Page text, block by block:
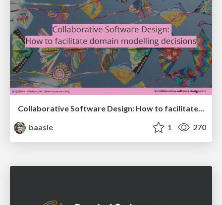
Collaborative Software Design: How to facilitate domain modelling decisions
baasie
1 270